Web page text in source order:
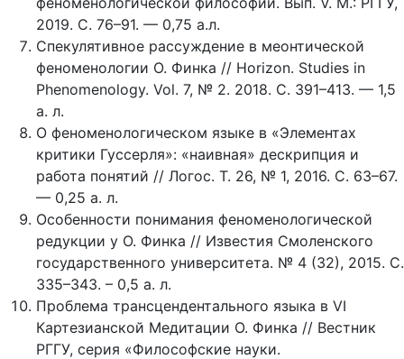
2019. С. 76–91. — 0,75 а.л.
Спекулятивное рассуждение в меонтической
феноменологии О. Финка // Horizon. Studies in
Phenomenology. Vol. 7, № 2. 2018. С. 391–413. — 1,5
а. л.
О феноменологическом языке в «Элементах
критики Гуссерля»: «наивная» дескрипция и
работа понятий // Логос. Т. 26, № 1, 2016. С. 63–67.
— 0,25 а. л.
Особенности понимания феноменологической
редукции у О. Финка // Известия Смоленского
государственного университета. № 4 (32), 2015. С.
335–343. – 0,5 а. л.
Проблема трансцендентального языка в VI
Картезианской Медитации О. Финка // Вестник
РГГУ, серия «Философские науки.